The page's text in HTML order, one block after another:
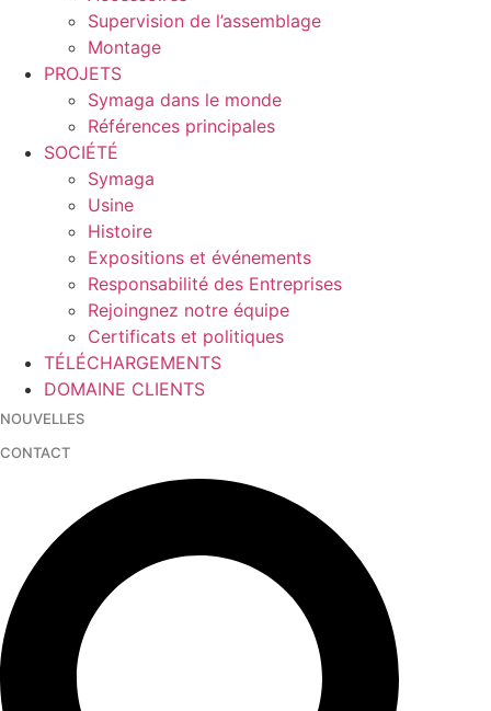
Supervision de l’assemblage
Montage
PROJETS
Symaga dans le monde
Références principales
SOCIÉTÉ
Symaga
Usine
Histoire
Expositions et événements
Responsabilité des Entreprises
Rejoingnez notre équipe
Certificats et politiques
TÉLÉCHARGEMENTS
DOMAINE CLIENTS
NOUVELLES
CONTACT